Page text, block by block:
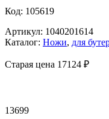
Код: 105619
Артикул: 1040201614
Каталог: Ножи, для
Старая цена 17124 ₽
13699